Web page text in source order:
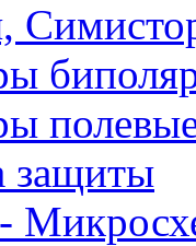
защиты
-